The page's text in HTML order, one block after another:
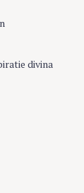
divina